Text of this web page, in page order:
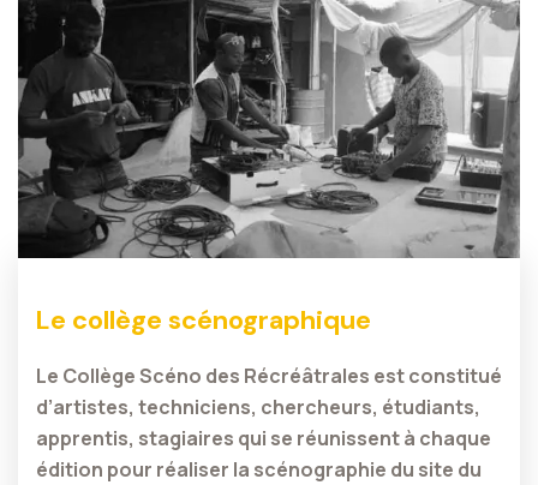
Le collège scénographique
Le Collège Scéno des Récréâtrales est constitué
d’artistes, techniciens, chercheurs, étudiants,
apprentis, stagiaires qui se réunissent à chaque
édition pour réaliser la scénographie du site du